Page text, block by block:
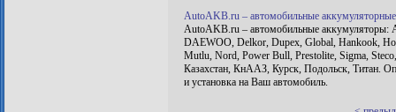
AutoAKB.ru – автомобильные
AutoAKB.ru – автомобильные
DAEWOO, Delkor, Dupex, Global, Hankook,
Mutlu, Nord, Power Bull, Prestolite, Sigma,
Казахстан, КнААЗ, Курск, Подольск, Титан.
и установка на Ваш автомобиль.